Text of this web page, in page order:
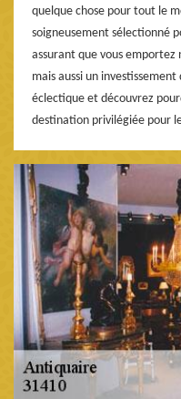
quelque chose pour tout le
soigneusement sélectionné
assurant que vous
mais aussi un
éclectique et découvrez
destination privilégiée pour